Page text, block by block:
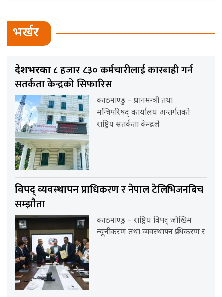
भर्खर
देशभरका ८हजार ८३० कर्मचारीलाई कारबाही गर्न
सतर्कता केन्द्रको सिफारिस
काठमाण्डु – प्रधानमन्त्री तथा
मन्त्रिपरिषद् कार्यालय अन्तर्गतको
राष्ट्रिय सतर्कता केन्द्रले
विपद् व्यवस्थापनप्राधिकरण र नेपाल टेलिभिजनबिच
सम्झौता
काठमाण्डु – राष्ट्रिय विपद् जोखिम
न्यूनीकरण तथा व्यवस्थापन प्राधिकरण र